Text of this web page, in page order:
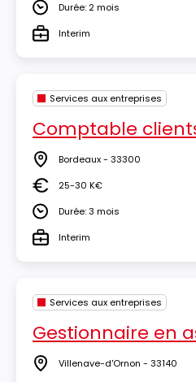
DuréeDurée: 2 mois
TypeInterim
Services aux entreprises
Comptable
Lieu Bordeaux - 33300
Salaire25-30 K€
DuréeDurée: 3 mois
TypeInterim
Services aux entreprises
Gestionnaire en
Lieu Villenave-d'Ornon - 33140